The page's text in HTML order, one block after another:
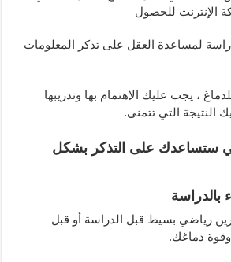
الإنترنت للحصول
لمساعدة العقل على تذكر المعلومات
، يجب عليك الإهتمام بها وتدريبها
النتيجة التي تتمنى.
ستساعدك على التذكر بشكل
رياضي بسيط قبل الدراسة أو قبل
وقوة دماغك.